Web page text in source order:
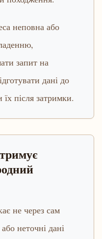
неповна або
запит на
дані до
після затримки.
не через сам
неточні дані